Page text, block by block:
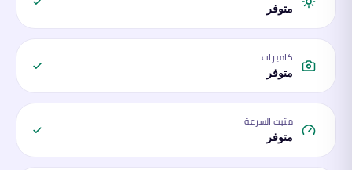
متوفر
كاميرات
متوفر
مثبت السرعة
متوفر